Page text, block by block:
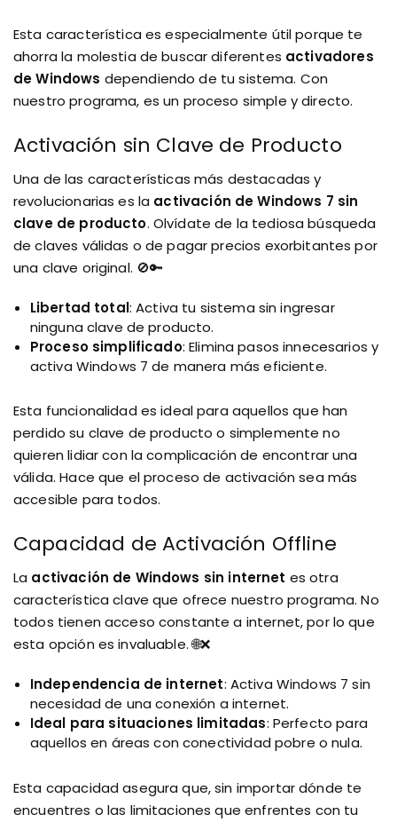
Esta característica es especialmente útil porque te
ahorra la molestia de buscar diferentes activadores
de Windows dependiendo de tu sistema. Con
nuestro programa, es un proceso simple y directo.
Activación sin Clave de Producto
Una de las características más destacadas y
revolucionarias es la activación de Windows 7 sin
clave de producto. Olvídate de la tediosa búsqueda
de claves válidas o de pagar precios exorbitantes por
una clave original. 🚫🔑
Libertad total: Activa tu sistema sin ingresar
ninguna clave de producto.
Proceso simplificado: Elimina pasos innecesarios y
activa Windows 7 de manera más eficiente.
Esta funcionalidad es ideal para aquellos que han
perdido su clave de producto o simplemente no
quieren lidiar con la complicación de encontrar una
válida. Hace que el proceso de activación sea más
accesible para todos.
Capacidad de Activación Offline
La activación de Windows sin internet es otra
característica clave que ofrece nuestro programa. No
todos tienen acceso constante a internet, por lo que
esta opción es invaluable. 🌐❌
Independencia de internet: Activa Windows 7 sin
necesidad de una conexión a internet.
Ideal para situaciones limitadas: Perfecto para
aquellos en áreas con conectividad pobre o nula.
Esta capacidad asegura que, sin importar dónde te
encuentres o las limitaciones que enfrentes con tu